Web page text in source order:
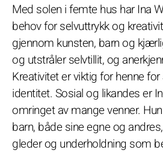
Med solen i femte hus har Ina
behov for selvuttrykk og
gjennom kunsten, barn og
og utstråler selvtillit, og
Kreativitet er viktig for henne
identitet. Sosial og likandes er
omringet av mange venner.
barn, både sine egne og
gleder og underholdning som